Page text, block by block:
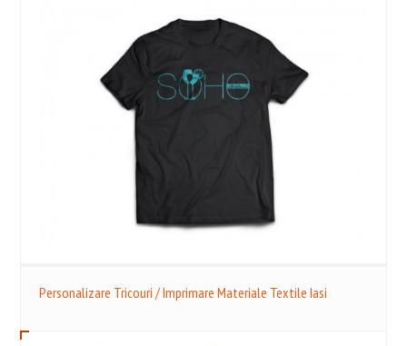
Personalizare Tricouri / Imprimare Materiale Textile Iasi